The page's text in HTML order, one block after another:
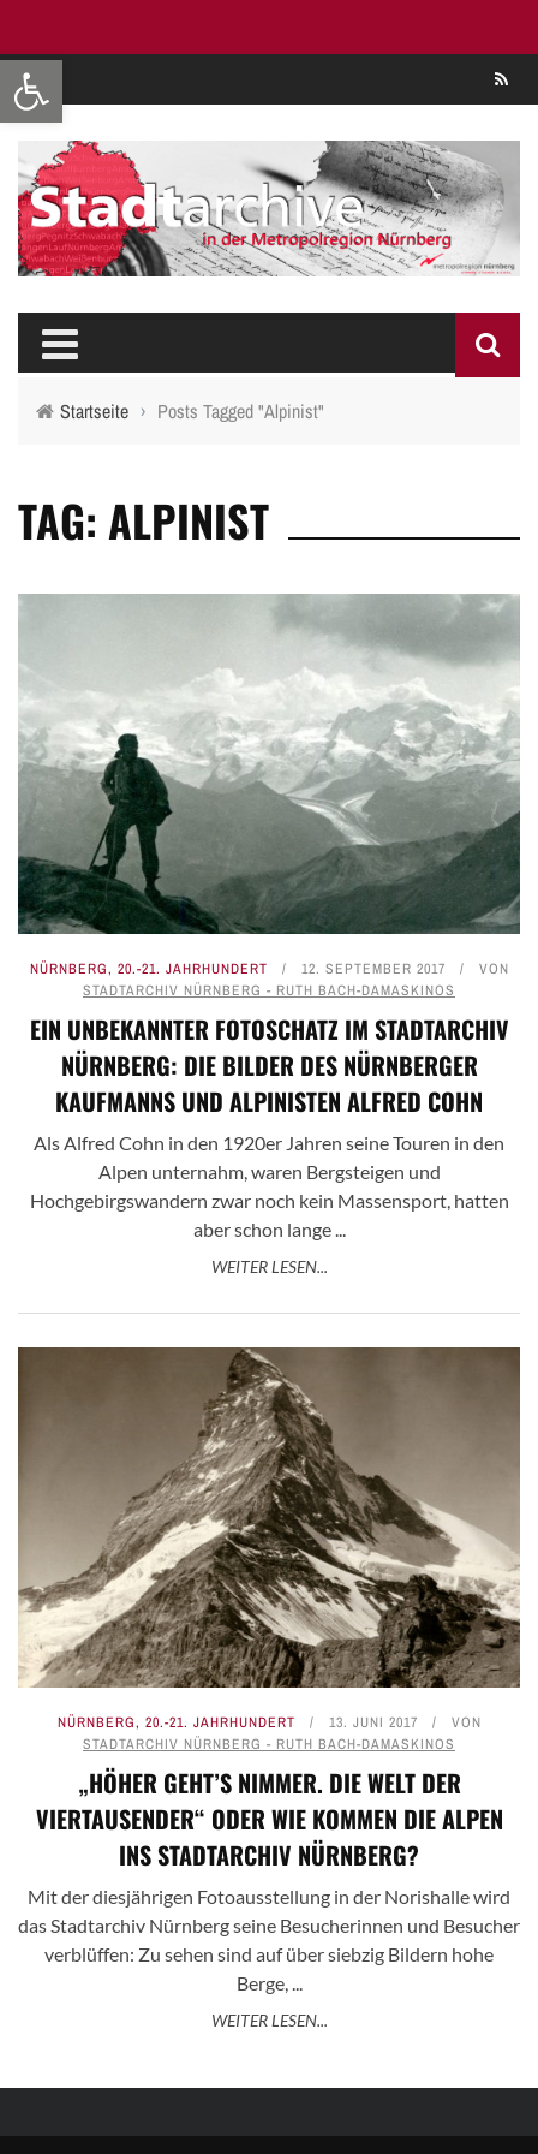
Werkzeugleiste öffnen
Startseite › Posts Tagged "Alpinist"
TAG: ALPINIST
NÜRNBERG, 20.-21. JAHRHUNDERT 12. SEPTEMBER 2017
VON
STADTARCHIV NÜRNBERG - RUTH BACH-DAMASKINOS
EIN UNBEKANNTER FOTOSCHATZ IM STADTARCHIV
NÜRNBERG: DIE BILDER DES NÜRNBERGER
KAUFMANNS UND ALPINISTEN ALFRED COHN
Als Alfred Cohn in den 1920er Jahren seine Touren in den
Alpen unternahm, waren Bergsteigen und
Hochgebirgswandern zwar noch kein Massensport, hatten
aber schon lange ...
WEITER LESEN...
NÜRNBERG, 20.-21. JAHRHUNDERT 13. JUNI 2017
VON
STADTARCHIV NÜRNBERG - RUTH BACH-DAMASKINOS
„HÖHER GEHT’S NIMMER. DIE WELT DER
VIERTAUSENDER“ ODER WIE KOMMEN DIE ALPEN
INS STADTARCHIV NÜRNBERG?
Mit der diesjährigen Fotoausstellung in der Norishalle wird
das Stadtarchiv Nürnberg seine Besucherinnen und Besucher
verblüffen: Zu sehen sind auf über siebzig Bildern hohe
Berge, ...
WEITER LESEN...